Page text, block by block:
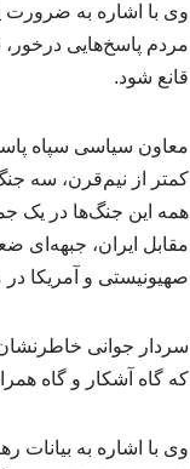
وی با اشاره به ضرورت
مردم پاسخ‌هایی درخور،
قانع شود.
معاون سیاسی سپاه
همه این جنگ‌ها در یک
مقابل ایران، جبهه‌ای
صهیونیستی و آمریکا در
سردار جوانی خاطرنشان
که گاه آشکار و گاه
وی با اشاره به بیانات